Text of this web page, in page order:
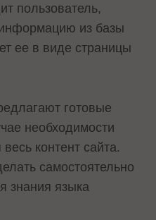
пользователь,
из базы
ее в виде страницы
готовые
необходимости
контент сайта.
самостоятельно
знания языка